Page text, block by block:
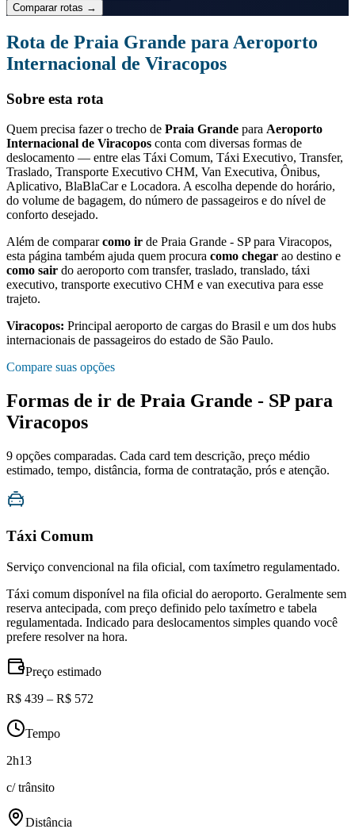
Comparar rotas →
Rota de Praia Grande para Aeroporto
Internacional de Viracopos
Sobre esta rota
Quem precisa fazer o trecho de Praia Grande para Aeroporto
Internacional de Viracopos conta com diversas formas de
deslocamento — entre elas Táxi Comum, Táxi Executivo, Transfer,
Traslado, Transporte Executivo CHM, Van Executiva, Ônibus,
Aplicativo, BlaBlaCar e Locadora. A escolha depende do horário,
do volume de bagagem, do número de passageiros e do nível de
conforto desejado.
Além de compararcomo ir de Praia Grande - SPpara Viracopos,
esta página também ajuda quem procura como chegar ao destino e
como sair do aeroporto com transfer, traslado, translado, táxi
executivo, transporte executivo CHM e van executiva para esse
trajeto.
Viracopos: Principal aeroporto de cargas do Brasil e um dos hubs
internacionais de passageiros do estado de São Paulo.
Compare suas opções
Formas de ir de Praia Grande - SP para
Viracopos
9 opções comparadas. Cada card tem descrição, preço médio
estimado, tempo, distância, forma de contratação, prós e atenção.
Táxi Comum
Serviço convencional na fila oficial, com taxímetro regulamentado.
Táxi comum disponível na fila oficial do aeroporto. Geralmente sem
reserva antecipada, com preço definido pelo taxímetro e tabela
regulamentada. Indicado para deslocamentos simples quando você
prefere resolver na hora.
Preço estimado
R$ 439 – R$ 572
Tempo
2h13
c/ trânsito
Distância